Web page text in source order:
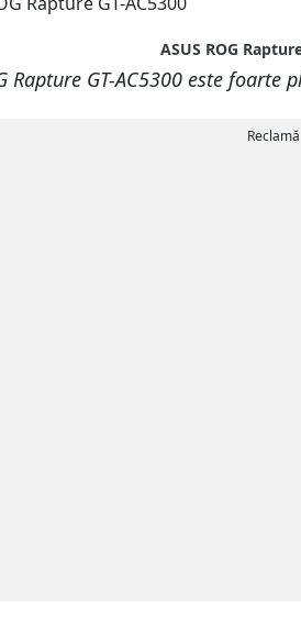
ASUS ROG
Rapture GT-AC5300 este
Reclamă